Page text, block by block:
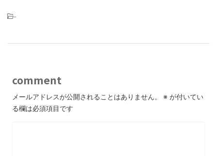
-
comment
メールアドレスが公開されることはありません。 ※ が付いてい
る欄は必須項目です